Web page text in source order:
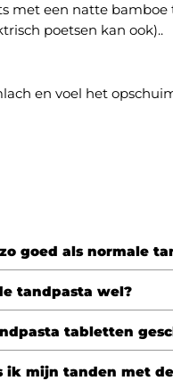
met een natte bamboe
poetsen kan ook)..
en voel het
goed als normale
tandpasta wel?
tabletten
ik mijn tanden met